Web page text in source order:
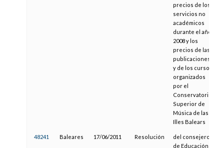
precios de los
servicios no
académicos
durante el año
2008 y los
precios de las
publicaciones
y de los cursos
organizados
por el
Conservatorio
Superior de
Música de las
Illes Balears
48241 Baleares 17/06/2011 Resolución
del consejero
de Educación y